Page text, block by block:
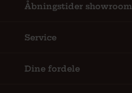
Åbningstider showroom
Service
Dine fordele